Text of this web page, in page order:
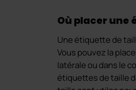
Où placer une
Une étiquette de
Vous pouvez la
latérale ou dans le
étiquettes de taille